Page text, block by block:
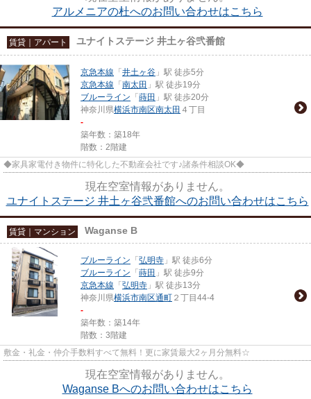
アルメニアの杜へのお問い合わせはこちら
賃貸｜アパート ユナイトステージ 井土ヶ谷弐番館
京急本線 「 井土ヶ谷 」駅 徒歩5分
京急本線 「 南太田 」駅 徒歩19分
ブルーライン 「 蒔田 」駅 徒歩20分
神奈川県横浜市南区南太田 ４丁目
-
築年数：築18年
階数：2階建
◆家具家電付き物件に特化した不動産会社です♪諸条件相談OK◆
現在空室情報がありません。
ユナイトステージ 井土ヶ谷弐番館へのお問い合わせはこちら
賃貸｜マンション Waganse B
ブルーライン 「 弘明寺 」駅 徒歩6分
ブルーライン 「 蒔田 」駅 徒歩9分
京急本線 「 弘明寺 」駅 徒歩13分
神奈川県横浜市南区通町 ２丁目44-4
-
築年数：築14年
階数：3階建
敷金・礼金・仲介手数料すべて無料！更に家賃最大2ヶ月分無料☆
現在空室情報がありません。
Waganse Bへのお問い合わせはこちら